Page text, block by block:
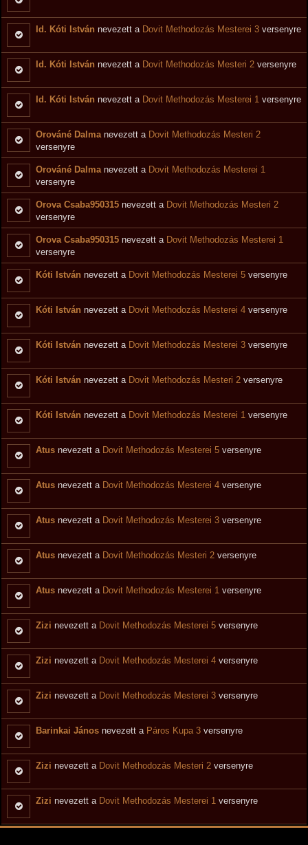
Id. Kóti István nevezett a Dovit Methodozás Mesterei 3 versenyre
Id. Kóti István nevezett a Dovit Methodozás Mesteri 2 versenyre
Id. Kóti István nevezett a Dovit Methodozás Mesterei 1 versenyre
Orováné Dalma nevezett a Dovit Methodozás Mesteri 2
versenyre
Orováné Dalma nevezett a Dovit Methodozás Mesterei 1
versenyre
Orova Csaba950315 nevezett a Dovit Methodozás Mesteri 2
versenyre
Orova Csaba950315 nevezett a Dovit Methodozás Mesterei 1
versenyre
Kóti István nevezett a Dovit Methodozás Mesterei 5 versenyre
Kóti István nevezett a Dovit Methodozás Mesterei 4 versenyre
Kóti István nevezett a Dovit Methodozás Mesterei 3 versenyre
Kóti István nevezett a Dovit Methodozás Mesteri 2 versenyre
Kóti István nevezett a Dovit Methodozás Mesterei 1 versenyre
Atus nevezett a Dovit Methodozás Mesterei 5 versenyre
Atus nevezett a Dovit Methodozás Mesterei 4 versenyre
Atus nevezett a Dovit Methodozás Mesterei 3 versenyre
Atus nevezett a Dovit Methodozás Mesteri 2 versenyre
Atus nevezett a Dovit Methodozás Mesterei 1 versenyre
Zizi nevezett a Dovit Methodozás Mesterei 5 versenyre
Zizi nevezett a Dovit Methodozás Mesterei 4 versenyre
Zizi nevezett a Dovit Methodozás Mesterei 3 versenyre
Barinkai János nevezett a Páros Kupa 3 versenyre
Zizi nevezett a Dovit Methodozás Mesteri 2 versenyre
Zizi nevezett a Dovit Methodozás Mesterei 1 versenyre